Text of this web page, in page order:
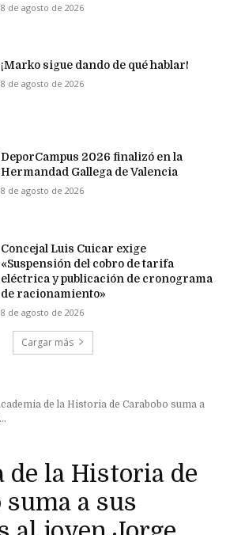
8 de agosto de 2026
¡Marko sigue dando de qué hablar!
8 de agosto de 2026
DeporCampus 2026 finalizó en la
Hermandad Gallega de Valencia
8 de agosto de 2026
Concejal Luis Cuicar exige
«Suspensión del cobro de tarifa
eléctrica y publicación de cronograma
de racionamiento»
8 de agosto de 2026
Cargar más